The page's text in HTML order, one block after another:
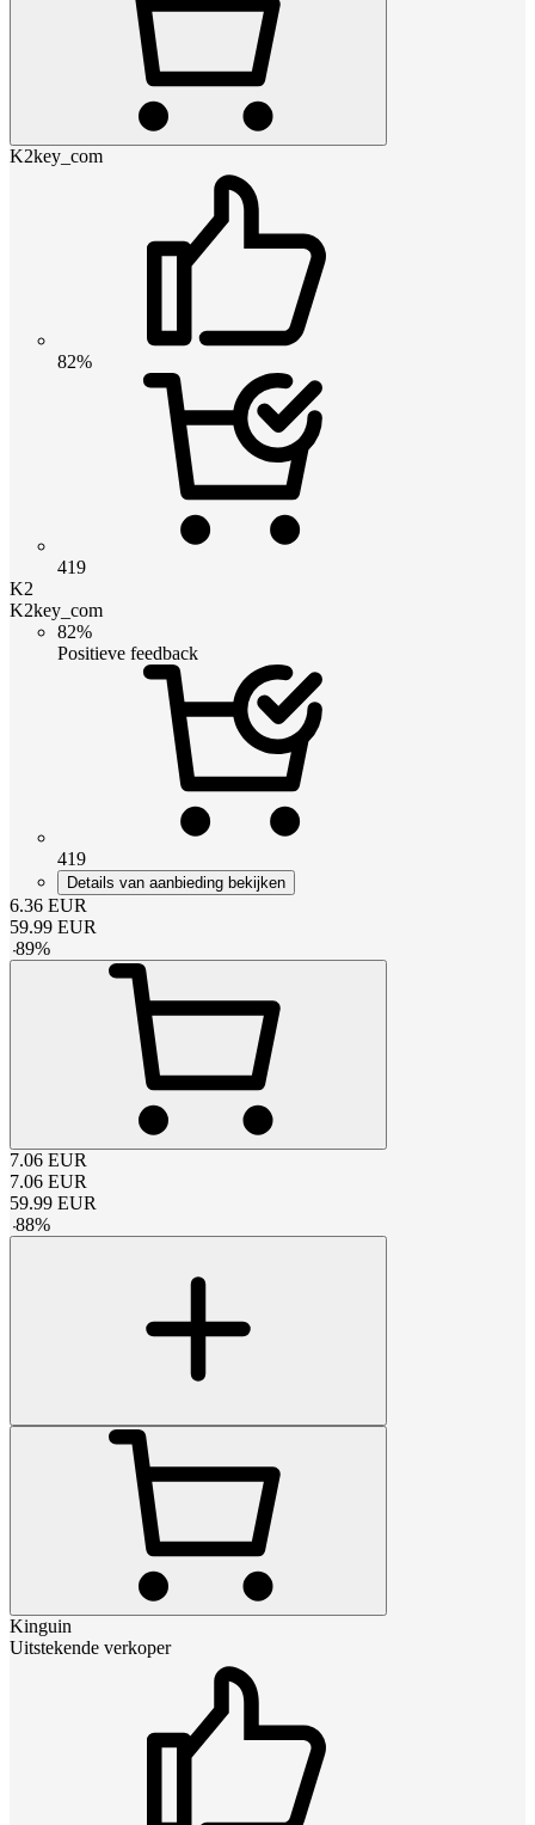
K2key_com
82%
419
K2
K2key_com
82%
Positieve feedback
419
Details van aanbieding bekijken
6.36 EUR
59.99 EUR
-89%
7.06 EUR
7.06 EUR
59.99 EUR
-88%
Kinguin
Uitstekende verkoper